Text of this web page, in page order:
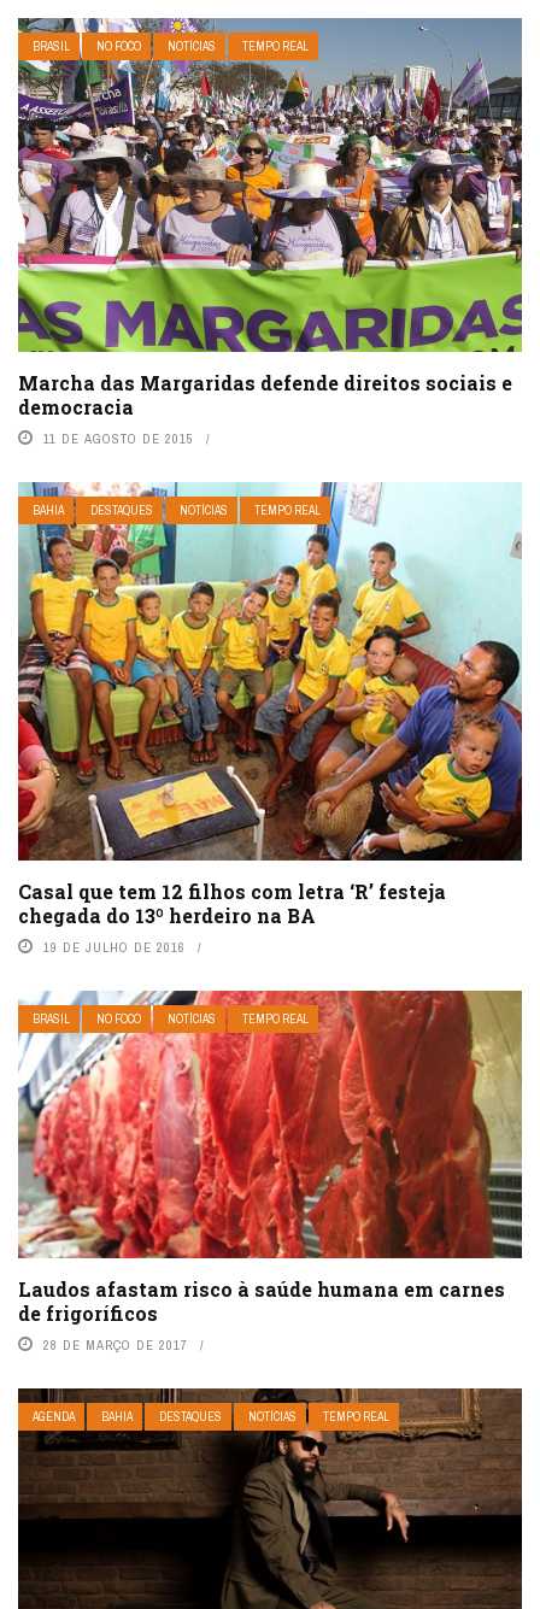
BRASIL NO FOCO NOTÍCIAS TEMPO REAL
Marcha das Margaridas defende direitos sociais e
democracia
11 DE AGOSTO DE 2015
BAHIA DESTAQUES NOTÍCIAS TEMPO REAL
Casal que tem 12 filhos com letra ‘R’ festeja
chegada do 13º herdeiro na BA
19 DE JULHO DE 2016
BRASIL NO FOCO NOTÍCIAS TEMPO REAL
Laudos afastam risco à saúde humana em carnes
de frigoríficos
28 DE MARÇO DE 2017
AGENDA BAHIA DESTAQUES NOTÍCIAS TEMPO REAL